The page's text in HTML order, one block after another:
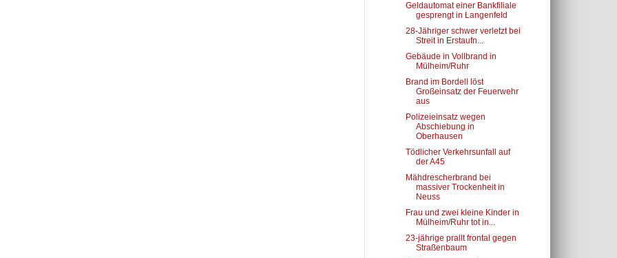
Geldautomat einer Bankfiliale
gesprengt in Langenfeld
28-Jähriger schwer verletzt bei
Streit in Erstaufn...
Gebäude in Vollbrand in
Mülheim/Ruhr
Brand im Bordell löst
Großeinsatz der Feuerwehr
aus
Polizeieinsatz wegen
Abschiebung in
Oberhausen
Tödlicher Verkehrsunfall auf
der A45
Mähdrescherbrand bei
massiver Trockenheit in
Neuss
Frau und zwei kleine Kinder in
Mülheim/Ruhr tot in...
23-jährige prallt frontal gegen
Straßenbaum